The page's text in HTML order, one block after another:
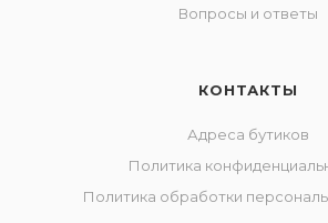
Вопросы и ответы
КОНТАКТЫ
Адреса бутиков
Политика
Политика обработки